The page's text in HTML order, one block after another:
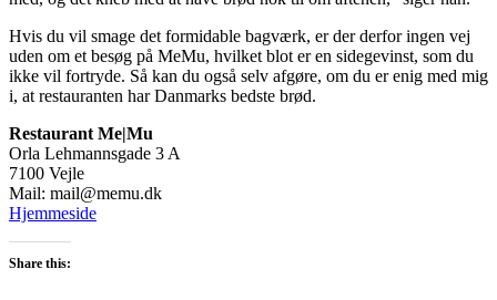
Hvis du vil smage det formidable bagværk, er der derfor ingen vej
uden om et besøg på MeMu, hvilket blot er en sidegevinst, som du
ikke vil fortryde. Så kan du også selv afgøre, om du er enig med mig
i, at restauranten har Danmarks bedste brød.
Restaurant Me|Mu
Orla Lehmannsgade 3 A
7100 Vejle
Mail: mail@memu.dk
Hjemmeside
Share this: